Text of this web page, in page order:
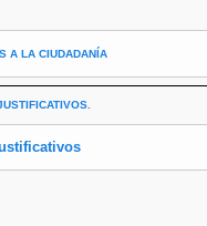
A LA CIUDADANÍA